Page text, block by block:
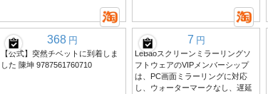
368 円
【公式】突然チベットに到着しま
した 陳坤 9787561760710
7 円
LeBaoスクリーンミラーリングソ
フトウェアのVIPメンバーシップ
は、PC画面ミラーリングに対応
し、ウォーターマークなし、遅延